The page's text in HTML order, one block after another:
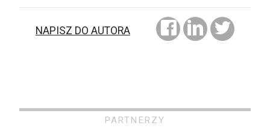
NAPISZ DO AUTORA
PARTNERZY